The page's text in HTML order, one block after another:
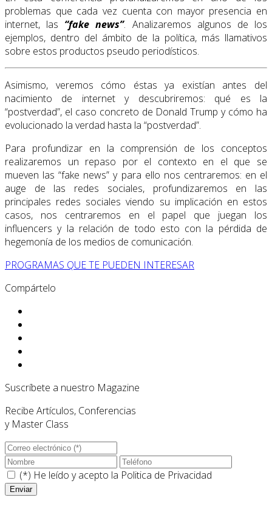
problemas que cada vez cuenta con mayor presencia en
internet, las “fake news”. Analizaremos algunos de los
ejemplos, dentro del ámbito de la política, más llamativos
sobre estos productos pseudo periodísticos.
Asimismo, veremos cómo éstas ya existían antes del
nacimiento de internet y descubriremos: qué es la
“postverdad”, el caso concreto de Donald Trump y cómo ha
evolucionado la verdad hasta la “postverdad”.
Para profundizar en la comprensión de los conceptos
realizaremos un repaso por el contexto en el que se
mueven las “fake news” y para ello nos centraremos: en el
auge de las redes sociales, profundizaremos en las
principales redes sociales viendo su implicación en estos
casos, nos centraremos en el papel que juegan los
influencers y la relación de todo esto con la pérdida de
hegemonía de los medios de comunicación.
PROGRAMAS QUE TE PUEDEN INTERESAR
Compártelo
Suscríbete a nuestro Magazine
Recibe Artículos, Conferencias
y Master Class
(*) He leído y acepto la Politica de Privacidad